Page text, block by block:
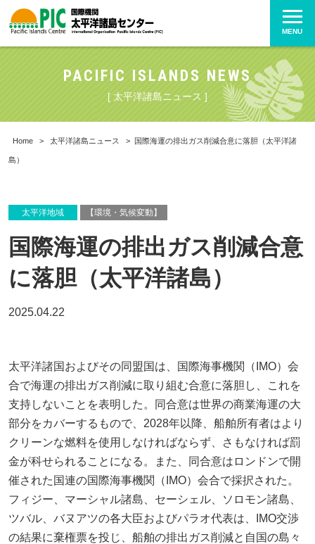
MENU
PACIFIC ISLANDS NEWS
[ 太平洋諸島ニュース ]
Home > 太平洋諸島ニュース > 国際海運の排出ガス削減合意に落胆（太平洋諸
島）
太平洋地域 【環境・気候変動】
国際海運の排出ガス削減合意
に落胆（太平洋諸島）
2025.04.22
太平洋諸国およびその同盟国は、国際海事機関（IMO）会
合で海運の排出ガス削減に取り組む合意に落胆し、これを
支持しないことを表明した。同合意は世界の商業海運の大
部分をカバーするもので、2028年以降、船舶所有者はより
クリーンな燃料を使用しなければならず、さもなければ罰
金が科せられることになる。また、同合意はロンドンで開
催された国連の国際海事機関（IMO）会合で採択された。
フィジー、マーシャル諸島、セーシェル、ソロモン諸島、
ツバル、バヌアツの各大臣およびパラオ代表は、IMO交渉
の結果に棄権票を投じ、船舶の排出ガス削減と自国の島々